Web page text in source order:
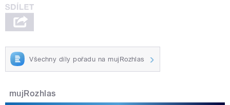
Všechny díly pořadu na mujRozhlas
mujRozhlas